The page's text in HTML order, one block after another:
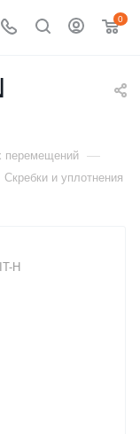
0
перемещений —
Скребки и уплотнения
H